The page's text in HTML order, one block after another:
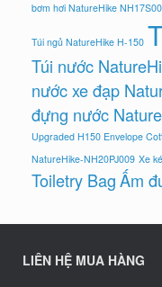
bơm hơi NatureHike
Túi ngủ NatureHike H-150
Túi nước
nước xe đạp
đựng nước
Upgraded H150 Envelope
NatureHike-NH20PJ009 Xe
Toiletry BagẤm
LIÊN HỆ MUA HÀNG